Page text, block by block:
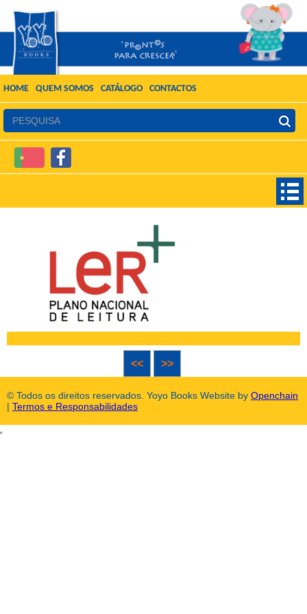
HOME QUEM SOMOS CATÁLOGO CONTACTOS
<< >>
© Todos os direitos reservados. Yoyo Books Website by Openchain
| Termos e Responsabilidades